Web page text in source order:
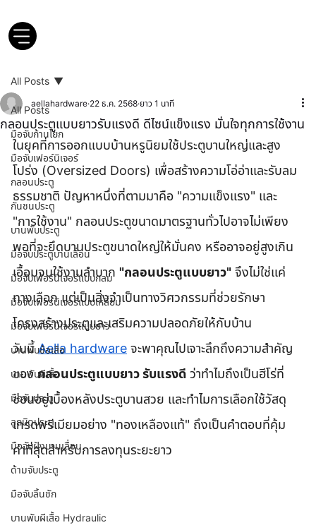
All Posts
มือจับก้านโยก
มือจับเฟอร์นิเจอร์
กลอนประตู
กันชนประตู
บานพับประตู
มือจับประตูบานเลื่อน
มือจับเฟอร์นิเจอร์แบบกลม
มือจับเฟอร์นิเจอร์แบบเหลี่ยม
มือจับเฟอร์นิเจอร์แบบยาว
บานพับข้อเสือ
บานพับผีเสื้อ
มือจับประตู
ลูกบิดประตู
มือจับฝังบานเลื่อน
ด้ามจับประตู
มือจับลิ้นชัก
บานพับผีเสื้อ Hydraulic
All Posts
กลอนประตูแบบยาวรับแรงดี ดีไซน์แข็งแรง มั่นใจทุกการใช้งาน
aellahardware 22 ธ.ค. 2568 ยาว 1 นาที
ในยุคที่การออกแบบบ้านหรูนิยมใช้ประตูบานใหญ่และสูง
โปร่ง (Oversized Doors) เพื่อสร้างความโอ่อ่าและรับลม
ธรรมชาติ ปัญหาหนึ่งที่ตามมาคือ "ความแข็งแรง" และ
"การใช้งาน" กลอนประตูขนาดมาตรฐานทั่วไปอาจไม่เพียง
พอที่จะยึดบานประตูขนาดใหญ่ให้มั่นคง หรืออาจอยู่สูงเกิน
เอื้อมจนใช้งานลำบาก "กลอนประตูแบบยาว" จึงไม่ใช่แค่
ทางเลือก แต่เป็นสิ่งจำเป็นทางวิศวกรรมที่ช่วยรักษา
โครงสร้างประตูและเสริมความปลอดภัยให้กับบ้าน
วันนี้ Aella hardware จะพาคุณไปเจาะลึกถึงความสำคัญ
ของ กลอนประตูแบบยาว รับแรงดี ว่าทำไมถึงเป็นฮีโร่ที่
ซ่อนอยู่เบื้องหลังประตูบานสวย และทำไมการเลือกใช้วัสดุ
เกรดพรีเมียมอย่าง "ทองเหลืองแท้" ถึงเป็นคำตอบที่คุ้ม
ค่าที่สุดสำหรับการลงทุนระยะยาว